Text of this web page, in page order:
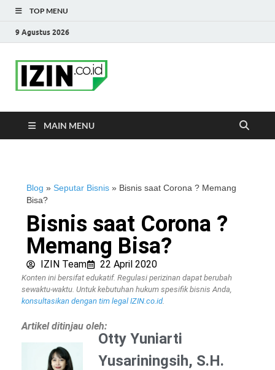
TOP MENU
9 Agustus 2026
MAIN MENU
Blog » Seputar Bisnis » Bisnis saat Corona ? Memang
Bisa?
Bisnis saat Corona ?
Memang Bisa?
IZIN Team 22 April 2020
Konten ini bersifat edukatif. Regulasi perizinan dapat berubah
sewaktu-waktu. Untuk kebutuhan hukum spesifik bisnis Anda,
konsultasikan dengan tim legal IZIN.co.id.
Artikel ditinjau oleh:
Otty Yuniarti
Yusariningsih, S.H.